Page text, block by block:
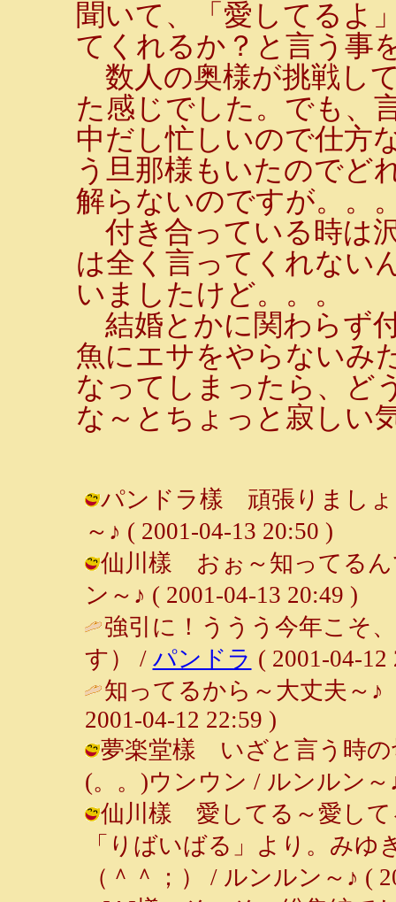
聞いて、「愛してるよ
てくれるか？と言う事
数人の奥様が挑戦し
た感じでした。でも、
中だし忙しいので仕方
う旦那様もいたのでど
解らないのですが。。
付き合っている時は
は全く言ってくれない
いましたけど。。。
結婚とかに関わらず
魚にエサをやらないみ
なってしまったら、ど
な～とちょっと寂しい
パンドラ樣 頑張りましょ
～♪ ( 2001-04-13 20:50 )
仙川樣 おぉ～知ってるん
ン～♪ ( 2001-04-13 20:49 )
強引に！ううう今年こそ
す） / パンドラ ( 2001-04-12
知ってるから～大丈夫～
2001-04-12 22:59 )
夢楽堂樣 いざと言う時の
(。。)ウンウン / ルンルン～
仙川樣 愛してる～愛して
「りばいばる」より。み
（＾＾；） / ルンルン～♪ (